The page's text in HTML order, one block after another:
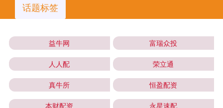
话题标签
益牛网 富瑞众投
人人配 荣立通
真牛所 恒盈配资
本财配资 永星速配